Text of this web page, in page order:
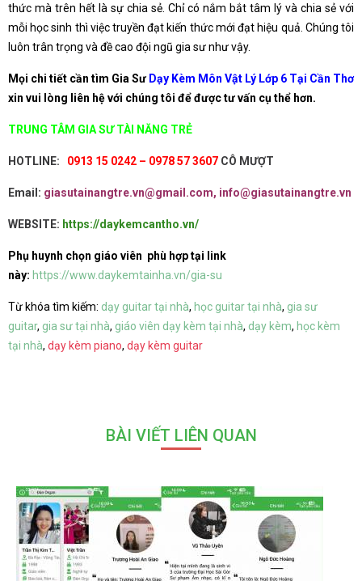
thức mà trên hết là sự chia sẻ. Chỉ có nắm bắt tâm lý và chia sẻ với
mỗi học sinh thì việc truyền đạt kiến thức mới đạt hiệu quả. Chúng tôi
luôn trân trọng và đề cao đội ngũ gia sư như vậy.
Mọi chi tiết cần tìm Gia Sư Dạy Kèm Môn Vật Lý Lớp 6 Tại Cần Thơ
xin vui lòng liên hệ với chúng tôi để được tư vấn cụ thể hơn.
TRUNG TÂM GIA SƯ TÀI NĂNG TRẺ
HOTLINE: 0913 15 0242 – 0978 57 3607 CÔ MƯỢT
Email: giasutainangtre.vn@gmail.com, info@giasutainangtre.vn
WEBSITE: https://daykemcantho.vn/
Phụ huynh chọn giáo viên phù hợp tại link
này: https://www.daykemtainha.vn/gia-su
Từ khóa tìm kiếm: dạy guitar tại nhà, học guitar tại nhà, gia sư
guitar, gia sư tại nhà, giáo viên dạy kèm tại nhà, dạy kèm, học kèm
tại nhà, dạy kèm piano, dạy kèm guitar
BÀI VIẾT LIÊN QUAN